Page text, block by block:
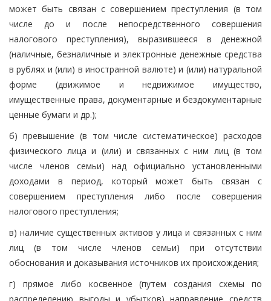
может быть связан с совершением преступления (в том
числе до и после непосредственного совершения
налогового преступления), выразившееся в денежной
(наличные, безналичные и электронные денежные средства
в рублях и (или) в иностранной валюте) и (или) натуральной
форме (движимое и недвижимое имущество,
имущественные права, документарные и бездокументарные
ценные бумаги и др.);
б) превышение (в том числе систематическое) расходов
физического лица и (или) и связанных с ним лиц (в том
числе членов семьи) над официально установленными
доходами в период, который может быть связан с
совершением преступления либо после совершения
налогового преступления;
в) наличие существенных активов у лица и связанных с ним
лиц (в том числе членов семьи) при отсутствии
обоснования и доказывания источников их происхождения;
г) прямое либо косвенное (путем создания схемы по